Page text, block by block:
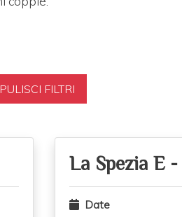
PULISCI FILTRI
La Spezia E -
Date